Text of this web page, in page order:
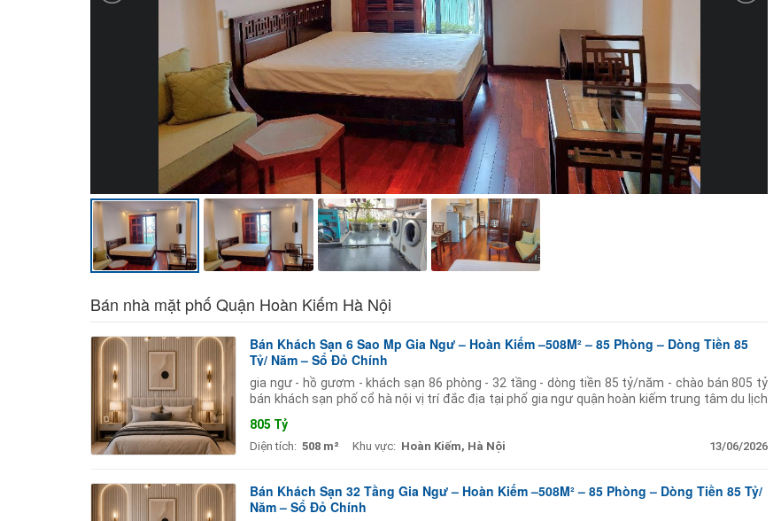
Bán nhà mặt phố Quận Hoàn Kiếm Hà Nội
Bán Khách Sạn 6 Sao Mp Gia Ngư – Hoàn Kiếm –508M² – 85 Phòng – Dòng Tiền 85
Tỷ/ Năm – Sổ Đỏ Chính
gia ngư - hồ gươm - khách sạn 86 phòng - 32 tầng - dòng tiền 85 tỷ/năm - chào bán 805 tỷ
bán khách sạn phố cổ hà nội vị trí đắc địa tại phố gia ngư quận hoàn kiếm trung tâm du lịch
805 Tỷ
Diện tích: 508 m² Khu vực: Hoàn Kiếm, Hà Nội 13/06/2026
Bán Khách Sạn 32 Tầng Gia Ngư – Hoàn Kiếm –508M² – 85 Phòng – Dòng Tiền 85 Tỷ/
Năm – Sổ Đỏ Chính